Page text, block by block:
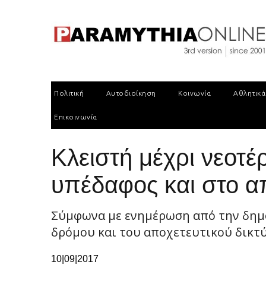
Πολιτική Αυτοδιοίκηση Κοινωνία Αθλητικά
Επικοινωνία
Κλειστή μέχρι
υπέδαφος και στο
Σύμφωνα με ενημέρωση από την
δρόμου και του αποχετευτικού
10|09|2017